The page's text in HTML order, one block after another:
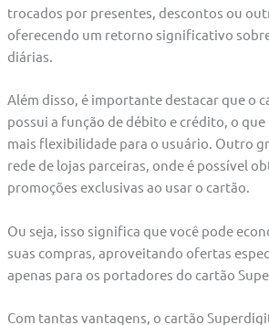
trocados por presentes, descontos ou
oferecendo um retorno significativo
diárias.
Além disso, é importante destacar que o
possui a função de débito e crédito, o
mais flexibilidade para o usuário. Outro
rede de lojas parceiras, onde é possível
promoções exclusivas ao usar o cartão.
Ou seja, isso significa que você pode
suas compras, aproveitando ofertas
apenas para os portadores do cartão
Com tantas vantagens, o cartão